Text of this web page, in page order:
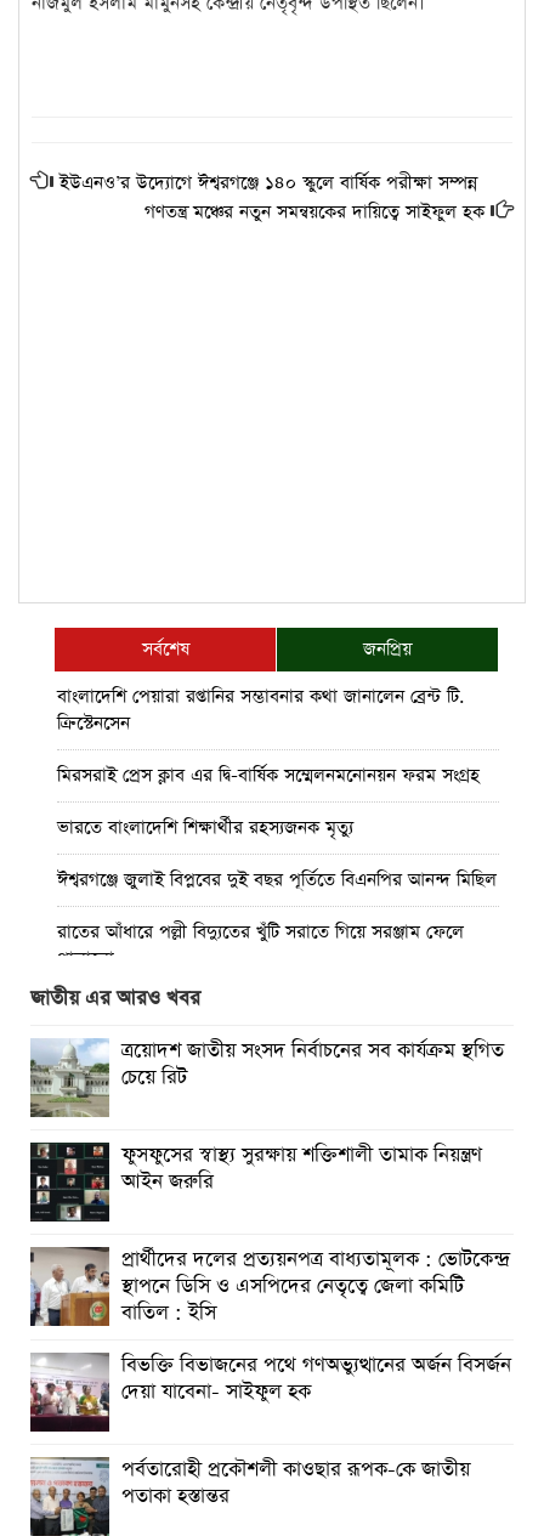
ইউএনও’র উদ্যোগে ঈশ্বরগঞ্জে ১৪০ স্কুলে বার্ষিক পরীক্ষা সম্পন্ন
গণতন্ত্র মঞ্চের নতুন সমন্বয়কের দায়িত্বে সাইফুল হক
সর্বশেষ
জনপ্রিয়
বাংলাদেশি পেয়ারা রপ্তানির সম্ভাবনার কথা জানালেন ব্রেন্ট টি.
ক্রিস্টেনসেন
মিরসরাই প্রেস ক্লাব এর দ্বি-বার্ষিক সম্মেলনমনোনয়ন ফরম সংগ্রহ
ভারতে বাংলাদেশি শিক্ষার্থীর রহস্যজনক মৃত্যু
ঈশ্বরগঞ্জে জুলাই বিপ্লবের দুই বছর পূর্তিতে বিএনপির আনন্দ মিছিল
রাতের আঁধারে পল্লী বিদ্যুতের খুঁটি সরাতে গিয়ে সরঞ্জাম ফেলে
পালালো
মিরসরাইয়ে ৪০ হাজার ৫শত পিস ইয়াবা সহ গ্রেফতার-৩
কাপ্তাই সড়কে বাস- মোটরসাইকেল সংঘর্ষে পা বিচ্ছিন্ন হয়ে যুবকের
মৃত্যু
চুয়েট এর নবনিযুক্ত ভিসিকে আইইবি চট্টগ্রাম কেন্দ্রে ফুলেল শুভেচ্ছা
বৈষম্যহীন মানবিক রাষ্ট্র গঠন করে জুলাই শহীদদের প্রতি শ্রদ্ধা
জানাতে হবে : জননেতা সাইফুল হক
তিন দিন পর ব্রহ্মপুত্র নদে নিখোঁজ সাইফুলের মরদেহ গফরগাঁও
থেকে উদ্ধার
জাতীয় এর আরও খবর
ত্রয়োদশ জাতীয় সংসদ নির্বাচনের সব কার্যক্রম স্থগিত
চেয়ে রিট
ফুসফুসের স্বাস্থ্য সুরক্ষায় শক্তিশালী তামাক নিয়ন্ত্রণ
আইন জরুরি
প্রার্থীদের দলের প্রত্যয়নপত্র বাধ্যতামূলক : ভোটকেন্দ্র
স্থাপনে ডিসি ও এসপিদের নেতৃত্বে জেলা কমিটি
বাতিল : ইসি
বিভক্তি বিভাজনের পথে গণঅভ্যুত্থানের অর্জন বিসর্জন
দেয়া যাবেনা- সাইফুল হক
পর্বতারোহী প্রকৌশলী কাওছার রূপক-কে জাতীয়
পতাকা হস্তান্তর